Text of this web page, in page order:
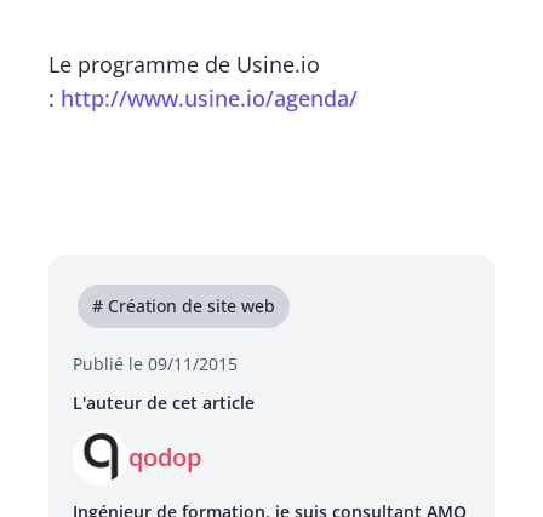
Le programme de Usine.io
: http://www.usine.io/agenda/
# Création de site web
Publié le 09/11/2015
L'auteur de cet article
qodop
Ingénieur de formation, je suis consultant AMO